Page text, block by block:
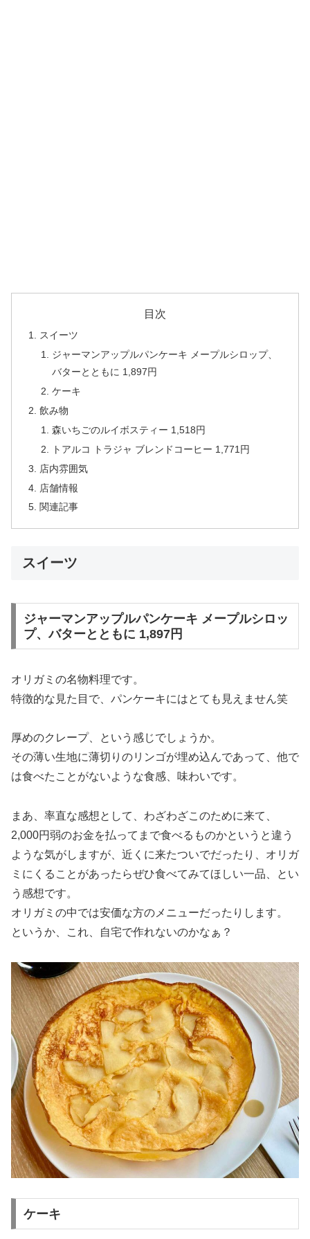
目次
スイーツ
ジャーマンアップルパンケーキ メープルシロップ、
バターとともに 1,897円
ケーキ
飲み物
森いちごのルイボスティー 1,518円
トアルコ トラジャ ブレンドコーヒー 1,771円
店内雰囲気
店舗情報
関連記事
スイーツ
ジャーマンアップルパンケーキ メープルシロッ
プ、バターとともに 1,897円
オリガミの名物料理です。
特徴的な見た目で、パンケーキにはとても見えません笑
厚めのクレープ、という感じでしょうか。
その薄い生地に薄切りのリンゴが埋め込んであって、他で
は食べたことがないような食感、味わいです。
まあ、率直な感想として、わざわざこのために来て、
2,000円弱のお金を払ってまで食べるものかというと違う
ような気がしますが、近くに来たついでだったり、オリガ
ミにくることがあったらぜひ食べてみてほしい一品、とい
う感想です。
オリガミの中では安価な方のメニューだったりします。
というか、これ、自宅で作れないのかなぁ？
ケーキ